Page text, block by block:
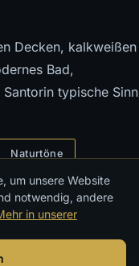
Decken, kalkweißen
Bad,
typische Sinn
Naturtöne
um unsere Website
notwendig, andere
in unserer